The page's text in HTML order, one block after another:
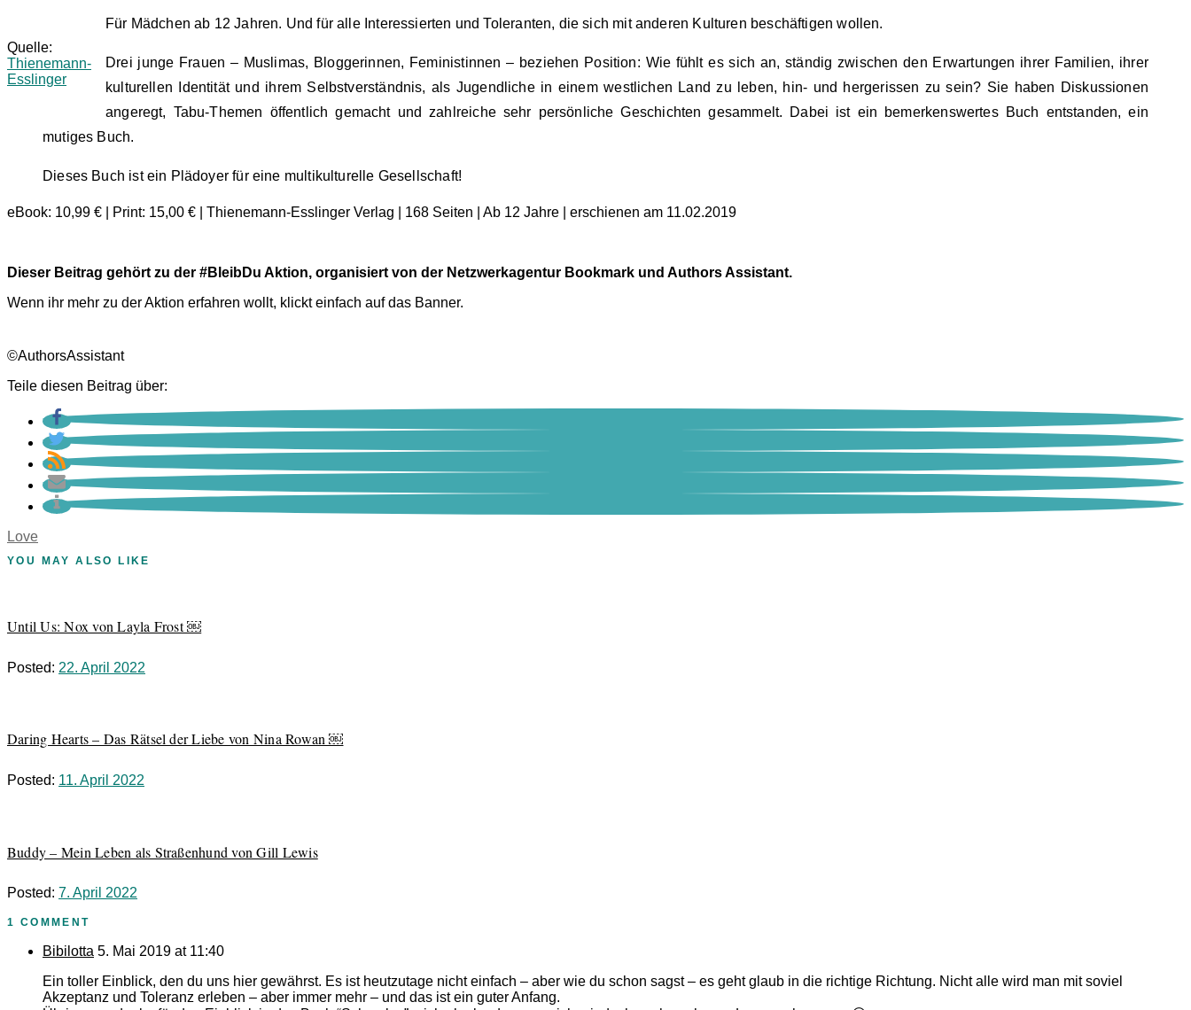
Quelle:
Thienemann-
Esslinger
Für Mädchen ab 12 Jahren. Und für alle Interessierten und Toleranten, die sich mit anderen Kulturen beschäftigen wollen.
Drei junge Frauen – Muslimas, Bloggerinnen, Feministinnen – beziehen Position: Wie fühlt es sich an, ständig zwischen den Erwartungen ihrer Familien, ihrer
kulturellen Identität und ihrem Selbstverständnis, als Jugendliche in einem westlichen Land zu leben, hin- und hergerissen zu sein? Sie haben Diskussionen
angeregt, Tabu-Themen öffentlich gemacht und zahlreiche sehr persönliche Geschichten gesammelt. Dabei ist ein bemerkenswertes Buch entstanden, ein
mutiges Buch.
Dieses Buch ist ein Plädoyer für eine multikulturelle Gesellschaft!
eBook: 10,99 € | Print: 15,00 € | Thienemann-Esslinger Verlag | 168 Seiten | Ab 12 Jahre | erschienen am 11.02.2019
Dieser Beitrag gehört zu der #BleibDu Aktion, organisiert von der Netzwerkagentur Bookmark und Authors Assistant.
Wenn ihr mehr zu der Aktion erfahren wollt, klickt einfach auf das Banner.
©AuthorsAssistant
Teile diesen Beitrag über:
Love
YOU MAY ALSO LIKE
Until Us: Nox von Layla Frost ￼
Posted: 22. April 2022
Daring Hearts – Das Rätsel der Liebe von Nina Rowan ￼
Posted: 11. April 2022
Buddy – Mein Leben als Straßenhund von Gill Lewis
Posted: 7. April 2022
1 COMMENT
Bibilotta 5. Mai 2019 at 11:40
Ein toller Einblick, den du uns hier gewährst. Es ist heutzutage nicht einfach – aber wie du schon sagst – es geht glaub in die richtige Richtung. Nicht alle wird man mit soviel
Akzeptanz und Toleranz erleben – aber immer mehr – und das ist ein guter Anfang.